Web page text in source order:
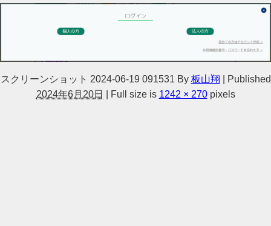
スクリーンショット 2024-06-19 091531 By 板山翔
Published
2024年6月20日
Full size is 1242 × 270pixels